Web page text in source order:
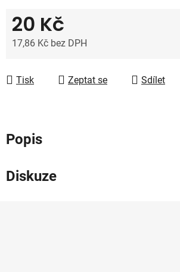
20 Kč
17,86 Kč bez DPH
Tisk
Zeptat se Sdílet
Popis
Diskuze